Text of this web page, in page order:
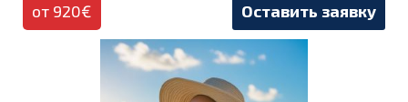
от 920€ Оставить заявку